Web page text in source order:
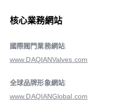
核心業務網站
國際閥門業務網站:
www.DAQIANValves.com
全球品牌形象網站:
www.DAQIANGlobal.com